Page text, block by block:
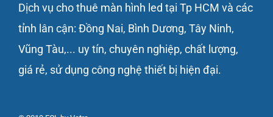
Dịch vụ cho thuê màn hình led tại Tp HCM và các
tỉnh lân cận: Đồng Nai, Bình Dương, Tây Ninh,
Vũng Tàu,... uy tín, chuyên nghiệp, chất lượng,
giá rẻ, sử dụng công nghệ thiết bị hiện đại.